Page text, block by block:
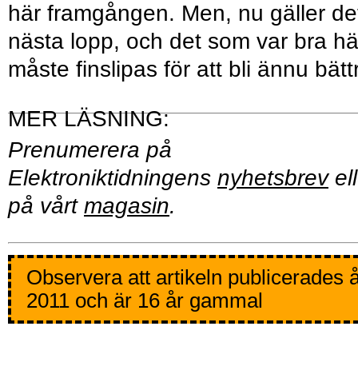
här framgången. Men, nu gäller
nästa lopp, och det som var bra
måste finslipas för att bli ännu
Prenumerera på
Elektroniktidningens nyhetsbrev
på vårt magasin.
Observera att artikeln publicerades
2011 och är 16 år gammal